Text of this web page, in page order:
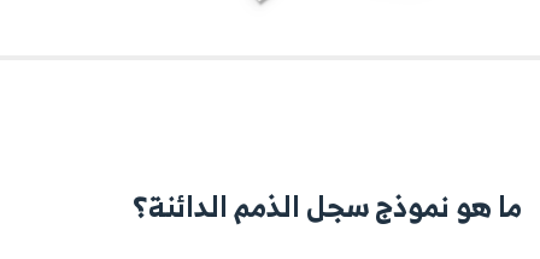
ما هو نموذج سجل الذمم الدائنة؟